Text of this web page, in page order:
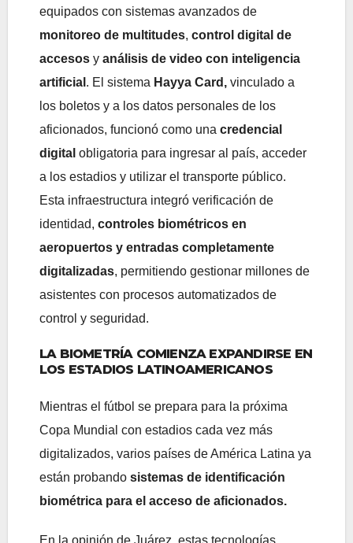
equipados con sistemas avanzados de
monitoreo de multitudes, control digital de
accesos y análisis de video con inteligencia
artificial . El sistema Hayya Card, vinculado a
los boletos y a los datos personales de los
aficionados, funcionó como una credencial
digital obligatoria para ingresar al país, acceder
a los estadios y utilizar el transporte público.
Esta infraestructura integró verificación de
identidad, controles biométricos en
aeropuertos y entradas completamente
digitalizadas, permitiendo gestionar millones de
asistentes con procesos automatizados de
control y seguridad.
LA BIOMETRÍA COMIENZA EXPANDIRSE EN
LOS ESTADIOS LATINOAMERICANOS
Mientras el fútbol se prepara para la próxima
Copa Mundial con estadios cada vez más
digitalizados, varios países de América Latina ya
están probando sistemas de identificación
biométrica para el acceso de aficionados.